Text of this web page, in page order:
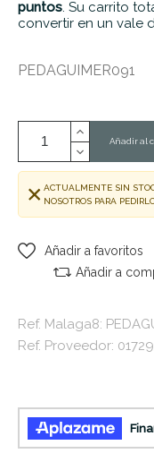
puntos. Su carrito
convertir en un vale
PEDAGUIMER091
Añadir al
ACTUALMENTE SIN
NOSOTROS PARA
Añadir a favoritos
Añadir a
Ref. Malaga8:
Ref. Proveedor: